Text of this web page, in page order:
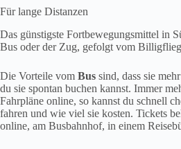
Für lange Distanzen
Das günstigste Fortbewegungsmittel in
Bus oder der Zug, gefolgt vom
Die Vorteile vom Bus sind, dass sie
du sie spontan buchen kannst. Immer
Fahrpläne online, so kannst du schnell
fahren und wie viel sie kosten. Tickets
online, am Busbahnhof, in einem